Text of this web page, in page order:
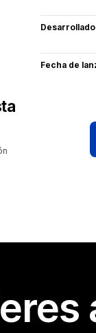
Fecha de